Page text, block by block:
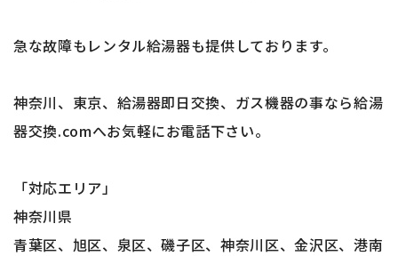
急な故障もレンタル給湯器も提供しております。
神奈川、東京、給湯器即日交換、ガス機器の事なら給湯
器交換.comへお気軽にお電話下さい。
「対応エリア」
神奈川県
青葉区、旭区、泉区、磯子区、神奈川区、金沢区、港南